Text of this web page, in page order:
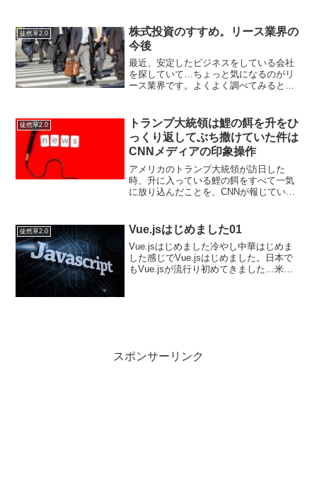
あ、買わなくてよかったな（汗）。この
映画はゾンビ映画という...
徒然草2.0
株式投資のすすめ。リース業界の
今後
最近、安定したビジネスをしている会社
を探していて…ちょっと気になるのがリ
ース業界です。よくよく調べてみると外
ですが…長期投資向けの企業を探してい
ます。ちょっと気になるの...
徒然草2.0
トランプ大統領は鯉の餌を升をひ
っくり返してぶち撒けていた件は
CNNメディアの印象操作
アメリカのトランプ大統領が訪日した
時、升に入っている鯉の餌をすべて一気
に放り込んだことを、CNNが報じている
先にやっていたという。まあ、実際の映
像を見ていると、２人で升...
徒然草2.0 Vue.jsはじめました01
Vue.jsはじめました冷やし中華はじめま
した感じでVue.jsはじめました。日本で
もVue.jsが流行り初めてきました…米国
スポンサーリンク